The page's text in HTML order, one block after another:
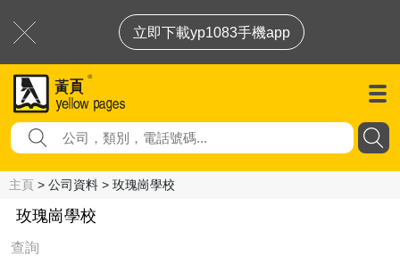
立即下載yp1083手機app
主頁 > 公司資料 > 玫瑰崗學校
玫瑰崗學校
查詢